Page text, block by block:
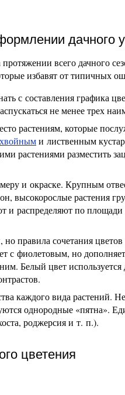
дачного
всего дачного
избавят от типичных
с составления графика
не менее трех
растениям, которые
хвойными лиственным
растениями разместить
и окраске. Крупным
высокорослые растения
распределяют по площади
но правила сочетания
с фиолетовым, но
Белый цвет
каждого вида растений.
однородные «пятна».
роджерсия и т. п.).
цветения